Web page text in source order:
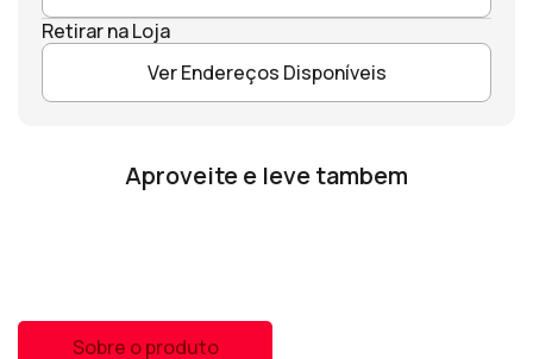
Retirar na Loja
Ver Endereços Disponíveis
Aproveite e leve tambem
Sobre o produto